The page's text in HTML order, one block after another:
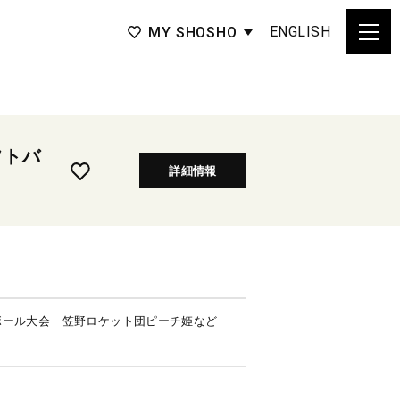
MY SHOSHO ENGLISH
バ
詳細情報
ール大会 笠野ロケット団ピーチ姫など